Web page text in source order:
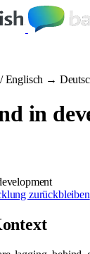
/ Englisch →
in
zurückbleiben